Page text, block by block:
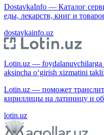
DostavkaInfo — Каталог
еды, лекарств, книг и
dostavkainfo.uz
Lotin.uz — foydalanuvchilarga
aksincha o‘girish xizmatini
Lotin.uz — поможет
кириллицы на латиницу и
lotin.uz